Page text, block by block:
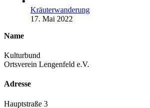
Kräuterwanderung
17. Mai 2022
Name
Kulturbund
Ortsverein Lengenfeld e.V.
Adresse
Hauptstraße 3